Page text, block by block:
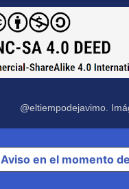
@eltiempodejavimo.
Aviso en el momento